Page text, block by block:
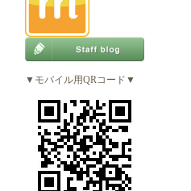
▼モバイル用QRコード▼